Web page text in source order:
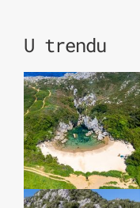
U trendu